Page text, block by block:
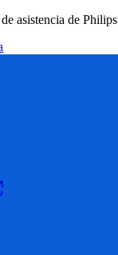
asistencia de Philips